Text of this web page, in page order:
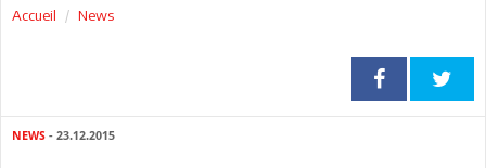
Accueil News
NEWS - 23.12.2015